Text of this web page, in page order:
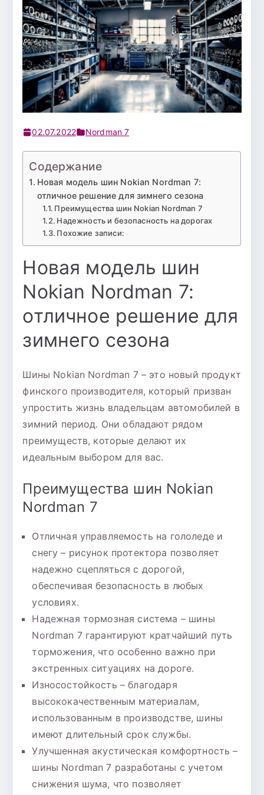
02.07.2022 Nordman 7
Содержание
Новая модель шин Nokian Nordman 7:
отличное решение для зимнего сезона
Преимущества шин Nokian Nordman 7
Надежность и безопасность на дорогах
Похожие записи:
Новая модель шин
Nokian Nordman 7:
отличное решение для
зимнего сезона
Шины Nokian Nordman 7 – это новый продукт
финского производителя, который призван
упростить жизнь владельцам автомобилей в
зимний период. Они обладают рядом
преимуществ, которые делают их
идеальным выбором для вас.
Преимущества шин Nokian
Nordman 7
Отличная управляемость на гололеде и
снегу – рисунок протектора позволяет
надежно сцепляться с дорогой,
обеспечивая безопасность в любых
условиях.
Надежная тормозная система – шины
Nordman 7 гарантируют кратчайший путь
торможения, что особенно важно при
экстренных ситуациях на дороге.
Износостойкость – благодаря
высококачественным материалам,
использованным в производстве, шины
имеют длительный срок службы.
Улучшенная акустическая комфортность –
шины Nordman 7 разработаны с учетом
снижения шума, что позволяет